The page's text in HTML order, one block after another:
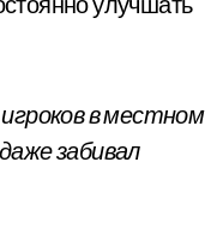
в местном
забивал